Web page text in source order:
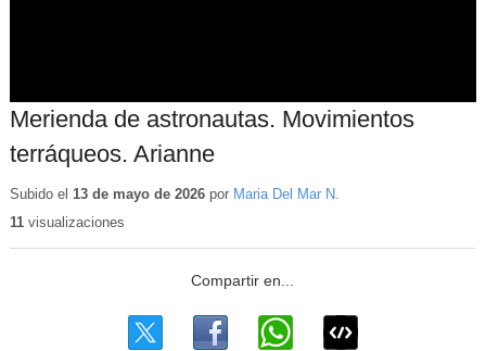
Merienda de astronautas. Movimientos
terráqueos. Arianne
Subido el 13 de mayo de 2026por Maria Del Mar N.
11visualizaciones